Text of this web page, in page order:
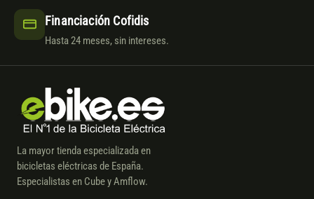
Financiación Cofidis
Hasta 24 meses, sin intereses.
La mayor tienda especializada en
bicicletas eléctricas de España.
Especialistas en Cube y Amflow.